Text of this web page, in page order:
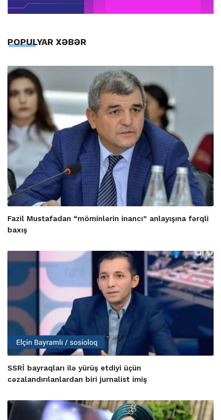
POPULYAR XƏBƏR
Fazil Mustafadan “möminlərin inancı” anlayışına fərqli
baxış
SSRİ bayraqları ilə yürüş etdiyi üçün
cəzalandırılanlardan biri jurnalist imiş